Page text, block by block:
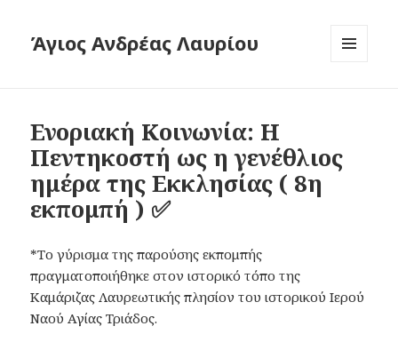
Άγιος Ανδρέας Λαυρίου
Ενοριακή Κοινωνία: Η
Πεντηκοστή ως η γενέθλιος
ημέρα της Εκκλησίας ( 8η
εκπομπή ) ✅
*Το γύρισμα της παρούσης εκπομπής
πραγματοποιήθηκε στον ιστορικό τόπο της
Καμάριζας Λαυρεωτικής πλησίον του ιστορικού Ιερού
Ναού Αγίας Τριάδος.